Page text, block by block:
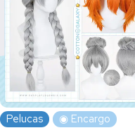
Pelucas ◉ Encargo